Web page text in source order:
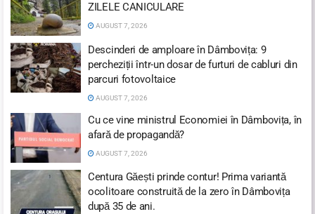
ZILELE CANICULARE
AUGUST 7, 2026
Descinderi de amploare în Dâmbovița: 9
percheziții într-un dosar de furturi de cabluri din
parcuri fotovoltaice
AUGUST 7, 2026
Cu ce vine ministrul Economiei în Dâmbovița, în
afară de propagandă?
AUGUST 7, 2026
Centura Găești prinde contur! Prima variantă
ocolitoare construită de la zero în Dâmbovița
după 35 de ani.